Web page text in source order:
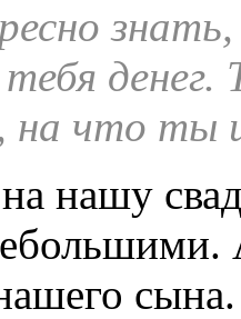
тебя
на что ты
нашу
сына.